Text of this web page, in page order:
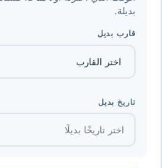
بديلة.
قارب بديل
تاريخ بديل